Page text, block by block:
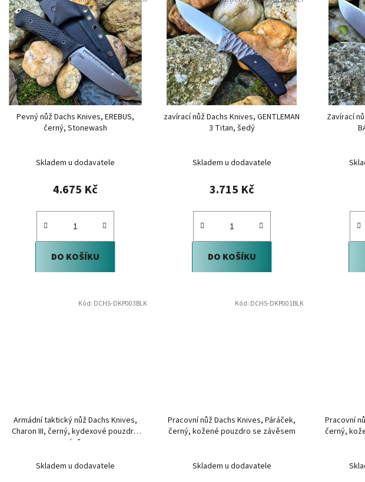
n
p
o
d
u
k
Pevný nůž Dachs Knives, EREBUS,
černý, Stonewash
Skladem u dodavatele
4.675 Kč
DO KOŠÍKU
zavírací nůž Dachs Knives, GENTLEMAN
3 Titan, šedý
Skladem u dodavatele
3.715 Kč
DO KOŠÍKU
Zavírací
Armádní taktický nůž Dachs Knives,
Charon III, černý, kydexové pouzdro
se závěsem
Skladem u dodavatele
Kód: DCHS-DKP003BLK
Pracovní nůž Dachs Knives, Páráček,
černý, kožené pouzdro se závěsem
Skladem u dodavatele
Kód: DCHS-DKP001BLK
Pracovní
černý,